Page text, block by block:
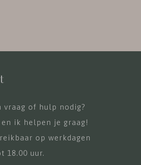
vraag of hulp nodig?
ik helpen je graag!
op werkdagen
18.00 uur.